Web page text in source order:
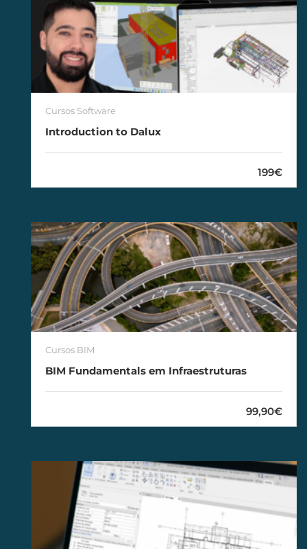
Cursos Software
Introduction to Dalux
199€
Cursos BIM
BIM Fundamentals em Infraestruturas
99,90€